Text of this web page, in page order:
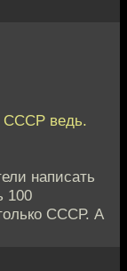
СССР ведь.
написать
100
СССР. А